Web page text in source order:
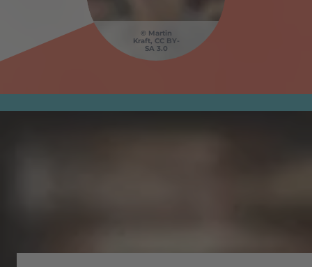
Martin
Kraft, CC BY-
SA 3.0